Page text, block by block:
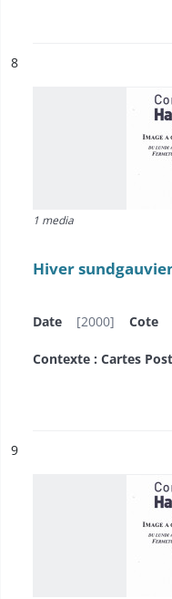
n°
8
1 media
Hiver
Date [2000] Cote
Contexte : Cartes
n°
9